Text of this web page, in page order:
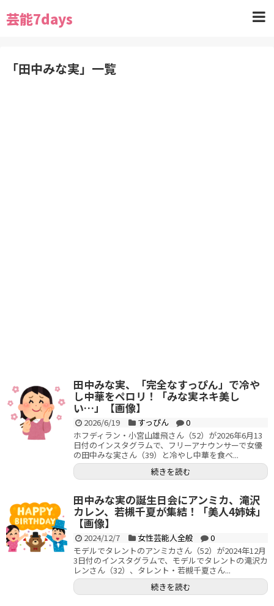
芸能7days
「田中みな実」 一覧
田中みな実、「完全なすっぴん」で冷や
し中華をペロリ！「みな実ネキ美し
い…」【画像】
2026/6/19 すっぴん
0
ホフディラン・小宮山雄飛さん（52）が2026年6月13
日付のインスタグラムで、フリーアナウンサーで女優
の田中みな実さん（39）と冷やし中華を食べ...
続きを読む
田中みな実の誕生日会にアンミカ、滝沢
カレン、若槻千夏が集結！「美人4姉妹」
【画像】
2024/12/7 女性芸能人全般
0
モデルでタレントのアンミカさん（52）が2024年12月
3日付のインスタグラムで、モデルでタレントの滝沢カ
レンさん（32）、タレント・若槻千夏さん...
続きを読む